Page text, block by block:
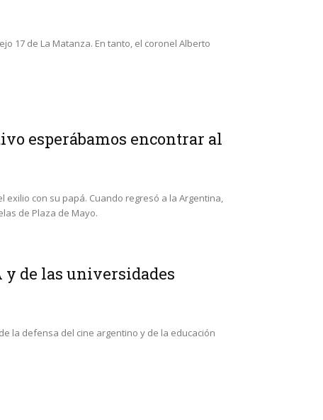
17 de La Matanza. En tanto, el coronel Alberto
esperábamos encontrar al
exilio con su papá. Cuando regresó a la Argentina,
de Plaza de Mayo.
de las universidades
la defensa del cine argentino y de la educación